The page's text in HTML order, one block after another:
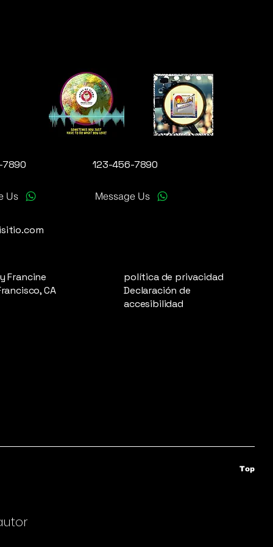
Top
Us
123-456-7890
Message Us
Francine
CA
política de privacidad
Declaración de
accesibilidad